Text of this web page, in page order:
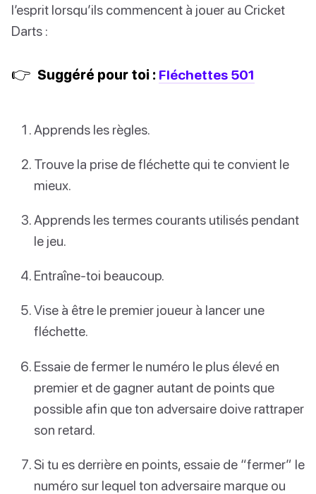
l’esprit lorsqu’ils commencent à jouer au Cricket
Darts :
👉 Suggéré pour toi : Fléchettes 501
Apprends les règles.
Trouve la prise de fléchette qui te convient le
mieux.
Apprends les termes courants utilisés pendant
le jeu.
Entraîne-toi beaucoup.
Vise à être le premier joueur à lancer une
fléchette.
Essaie de fermer le numéro le plus élevé en
premier et de gagner autant de points que
possible afin que ton adversaire doive rattraper
son retard.
Si tu es derrière en points, essaie de “fermer” le
numéro sur lequel ton adversaire marque ou